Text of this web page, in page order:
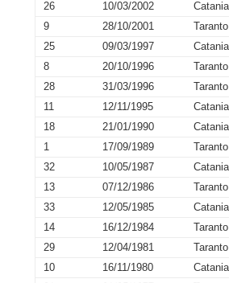
26
10/03/2002 Catania
9
28/10/2001 Taranto
25
09/03/1997 Catania
8
20/10/1996 Taranto
28
31/03/1996 Taranto
11
12/11/1995 Catania
18
21/01/1990 Catania
1
17/09/1989 Taranto
32
10/05/1987 Catania
13
07/12/1986 Taranto
33
12/05/1985 Catania
14
16/12/1984 Taranto
29
12/04/1981 Taranto
10
16/11/1980 Catania